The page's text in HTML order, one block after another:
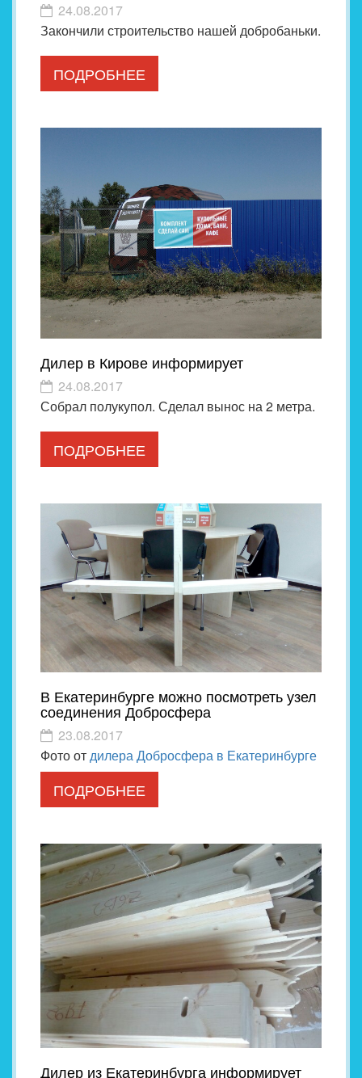
24.08.2017
Закончили строительство нашей добробаньки.
ПОДРОБНЕЕ
Дилер в Кирове информирует
24.08.2017
Собрал полукупол. Сделал вынос на 2 метра.
ПОДРОБНЕЕ
В Екатеринбурге можно посмотреть узел
соединения Добросфера
23.08.2017
Фото отдилера Добросфера в Екатеринбурге
ПОДРОБНЕЕ
Дилер из Екатеринбурга информирует